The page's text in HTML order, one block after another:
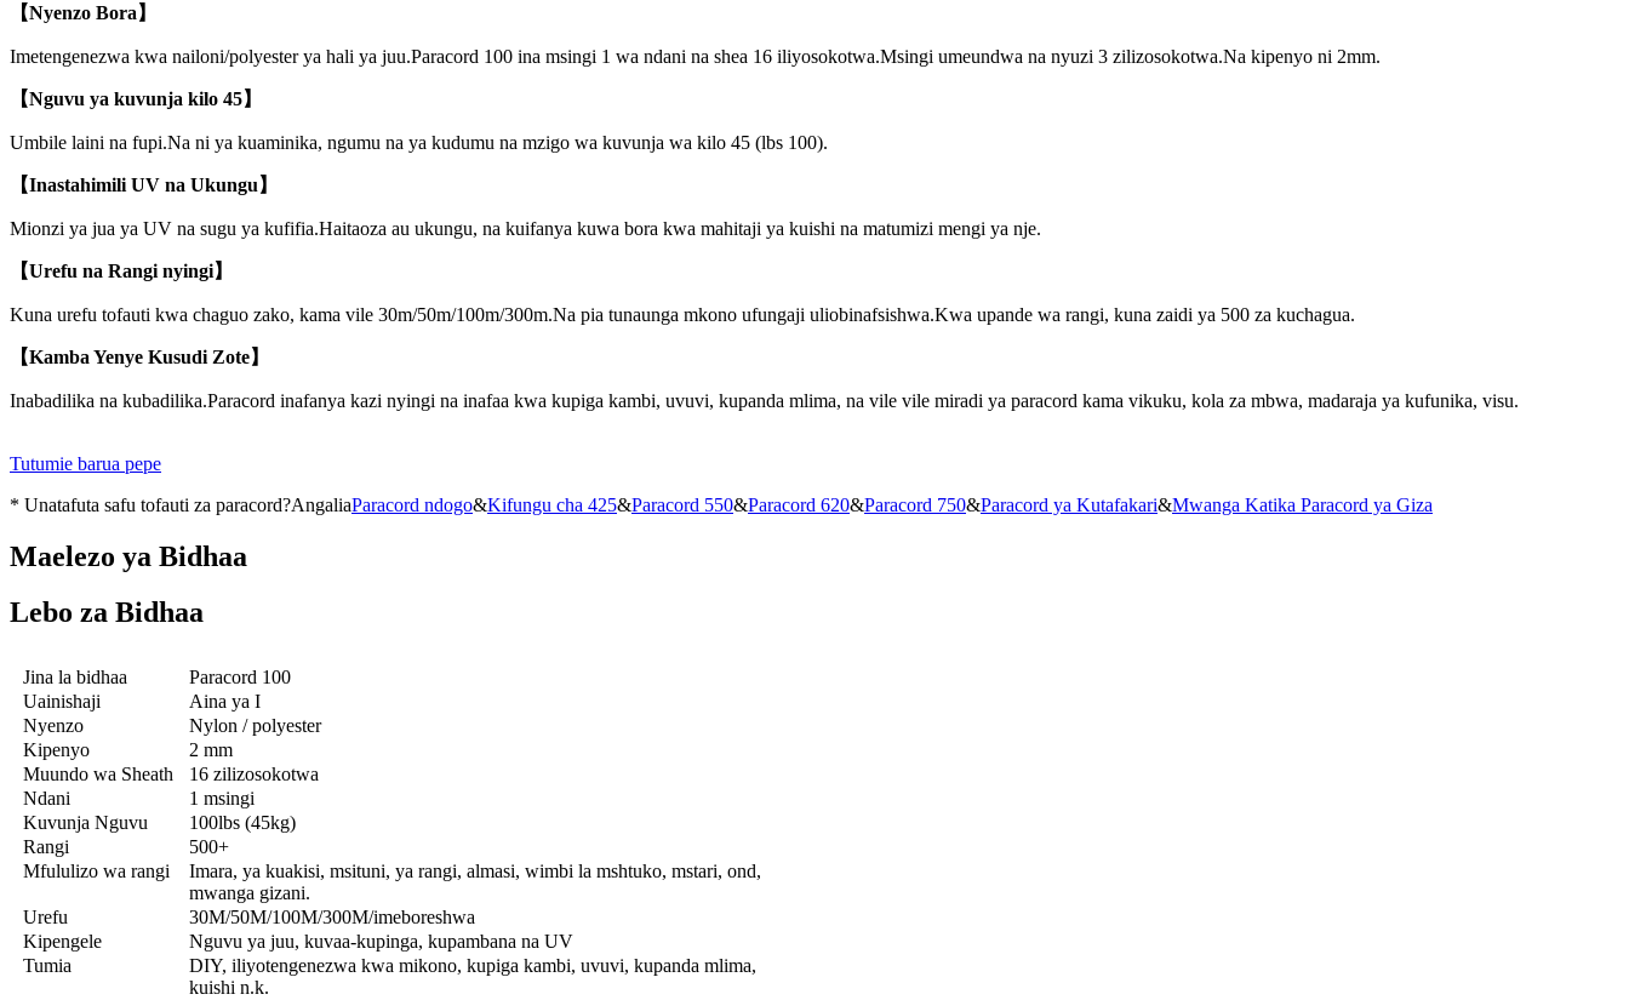
【Nyenzo Bora】
Imetengenezwa kwa nailoni/polyester ya hali ya juu.Paracord 100 ina msingi 1 wa ndani na shea 16 iliyosokotwa.Msingi umeundwa na nyuzi 3 zilizosokotwa.Na kipenyo ni 2mm.
【Nguvu ya kuvunja kilo 45】
Umbile laini na fupi.Na ni ya kuaminika, ngumu na ya kudumu na mzigo wa kuvunja wa kilo 45 (lbs 100).
【Inastahimili UV na Ukungu】
Mionzi ya jua ya UV na sugu ya kufifia.Haitaoza au ukungu, na kuifanya kuwa bora kwa mahitaji ya kuishi na matumizi mengi ya nje.
【Urefu na Rangi nyingi】
Kuna urefu tofauti kwa chaguo zako, kama vile 30m/50m/100m/300m.Na pia tunaunga mkono ufungaji uliobinafsishwa.Kwa upande wa rangi, kuna zaidi ya 500 za kuchagua.
【Kamba Yenye Kusudi Zote】
Inabadilika na kubadilika.Paracord inafanya kazi nyingi na inafaa kwa kupiga kambi, uvuvi, kupanda mlima, na vile vile miradi ya paracord kama vikuku, kola za mbwa, madaraja ya kufunika, visu.
Tutumie barua pepe
* Unatafuta safu tofauti za paracord?AngaliaParacord ndogo&Kifungu cha 425&Paracord 550&Paracord 620&Paracord 750&Paracord ya Kutafakari&Mwanga Katika Paracord ya Giza
Maelezo ya Bidhaa
Lebo za Bidhaa
Jina la bidhaa
Paracord 100
Uainishaji
Aina ya I
Nyenzo
Nylon / polyester
Kipenyo
2 mm
Muundo wa Sheath
16 zilizosokotwa
Ndani
1 msingi
Kuvunja Nguvu
100lbs (45kg)
Rangi
500+
Mfululizo wa rangi
Imara, ya kuakisi, msituni, ya rangi, almasi, wimbi la mshtuko, mstari, ond,
mwanga gizani.
Urefu
30M/50M/100M/300M/imeboreshwa
Kipengele
Nguvu ya juu, kuvaa-kupinga, kupambana na UV
Tumia
DIY, iliyotengenezwa kwa mikono, kupiga kambi, uvuvi, kupanda mlima,
kuishi n.k.